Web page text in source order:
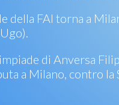
della FAI torna a
di Anversa
a Milano, contro